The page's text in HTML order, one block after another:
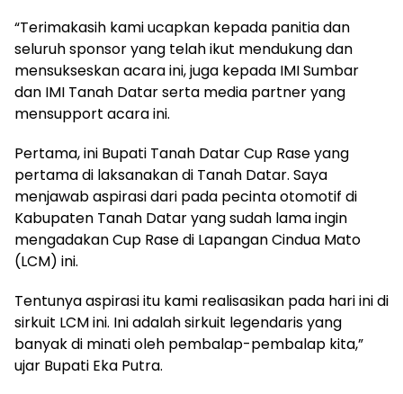
“Terimakasih kami ucapkan kepada panitia dan
seluruh sponsor yang telah ikut mendukung dan
mensukseskan acara ini, juga kepada IMI Sumbar
dan IMI Tanah Datar serta media partner yang
mensupport acara ini.
Pertama, ini Bupati Tanah Datar Cup Rase yang
pertama di laksanakan di Tanah Datar. Saya
menjawab aspirasi dari pada pecinta otomotif di
Kabupaten Tanah Datar yang sudah lama ingin
mengadakan Cup Rase di Lapangan Cindua Mato
(LCM) ini.
Tentunya aspirasi itu kami realisasikan pada hari ini di
sirkuit LCM ini. Ini adalah sirkuit legendaris yang
banyak di minati oleh pembalap-pembalap kita,”
ujar Bupati Eka Putra.